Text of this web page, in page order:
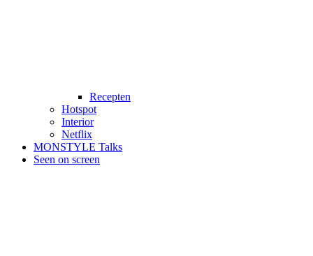
Recepten
Hotspot
Interior
Netflix
MONSTYLE Talks
Seen on screen